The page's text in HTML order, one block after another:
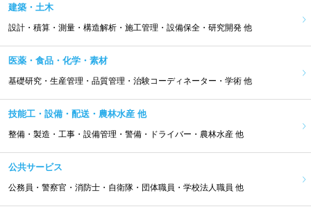
建築・土木
設計・積算・測量・構造解析・施工管理・設備保全・研究開発 他
医薬・食品・化学・素材
基礎研究・生産管理・品質管理・治験コーディネーター・学術 他
技能工・設備・配送・農林水産 他
整備・製造・工事・設備管理・警備・ドライバー・農林水産 他
公共サービス
公務員・警察官・消防士・自衛隊・団体職員・学校法人職員 他